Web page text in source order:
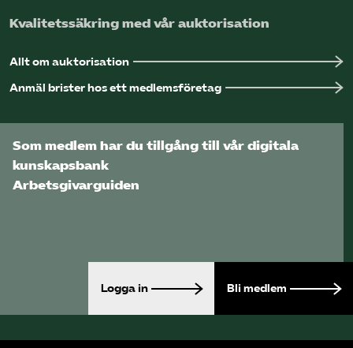
Kvalitetssäkring med vår auktorisation
Allt om auktorisation
Anmäl brister hos ett medlemsföretag
Som medlem har du tillgång till vår digitala
kunskapsbank
Arbetsgivarguiden
Logga in Bli medlem